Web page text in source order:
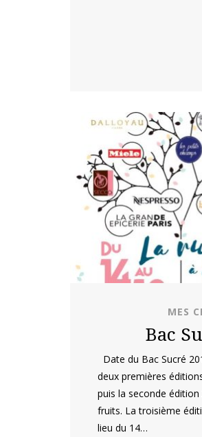
MES
Bac
Date du Bac Sucré
deux premières
puis la seconde
fruits. La troisième
lieu du 14…